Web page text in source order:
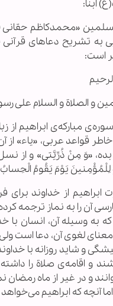
ابنا:
«محمدکاظم
به تشریح دعاهای
است:
و الصلاة و السلام علی
در آیه‌ی 40 و 41 سوره‌ی مبارکه‌ی
قواعد عربی، «یاء»
«وَ مِنْ ذُرِّیَّتی» و از
لِلْمُؤْمِنینَ یَوْمَ یَقُومُ
ابراهیم از خداوند
آن را به نماز ترجمه
به وسیله آن، انسان با
لغوی آن، دعا است ولی
و شاید روزانه با
و اقامه‌ی صلاة را
و در غیر از ماه رمضان
آنچه که ابراهیم